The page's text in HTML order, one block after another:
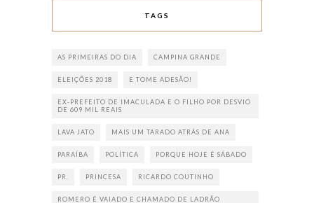
TAGS
AS PRIMEIRAS DO DIA CAMPINA GRANDE
ELEIÇÕES 2018 E TOME ADESÃO!
EX-PREFEITO DE IMACULADA E O FILHO POR DESVIO
DE 609 MIL REAIS
LAVA JATO MAIS UM TARADO ATRÁS DE ANA
PARAÍBA POLÍTICA PORQUE HOJE É SÁBADO
PR. PRINCESA RICARDO COUTINHO
ROMERO É VAIADO E CHAMADO DE LADRÃO